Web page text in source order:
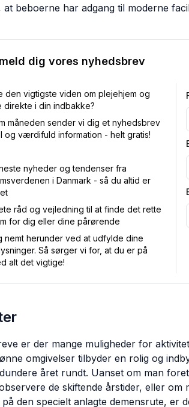
beboerne har adgang til moderne
dig vores nyhedsbrev
den vigtigste viden om plejehjem og
i din indbakke?
måneden sender vi dig et nyhedsbrev
og værdifuld information - helt gratis!
nyheder og tendenser fra
i Danmark - så du altid er
råd og vejledning til at finde det rette
for dig eller dine pårørende
nemt herunder ved at udfylde dine
Så sørger vi for, at du er på
alt det vigtige!
er der mange muligheder for
omgivelser tilbyder en rolig og
året rundt. Uanset om man
de skiftende årstider, eller
den specielt anlagte demensrute, er